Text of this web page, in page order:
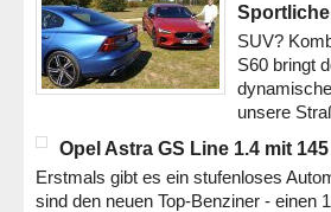
SUV?
S60 bringt
unsere
Opel Astra GS Line 1.4 mit
Erstmals gibt es ein stufenloses
sind den neuen Top-Benziner - einen